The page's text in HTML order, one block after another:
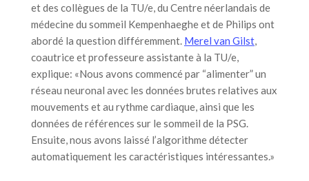
et des collègues de la TU/e, du Centre néerlandais de
médecine du sommeil Kempenhaeghe et de Philips ont
abordé la question différemment. Merel van Gilst,
coautrice et professeure assistante à la TU/e,
explique: «Nous avons commencé par “alimenter” un
réseau neuronal avec les données brutes relatives aux
mouvements et au rythme cardiaque, ainsi que les
données de références sur le sommeil de la PSG.
Ensuite, nous avons laissé l’algorithme détecter
automatiquement les caractéristiques intéressantes.»